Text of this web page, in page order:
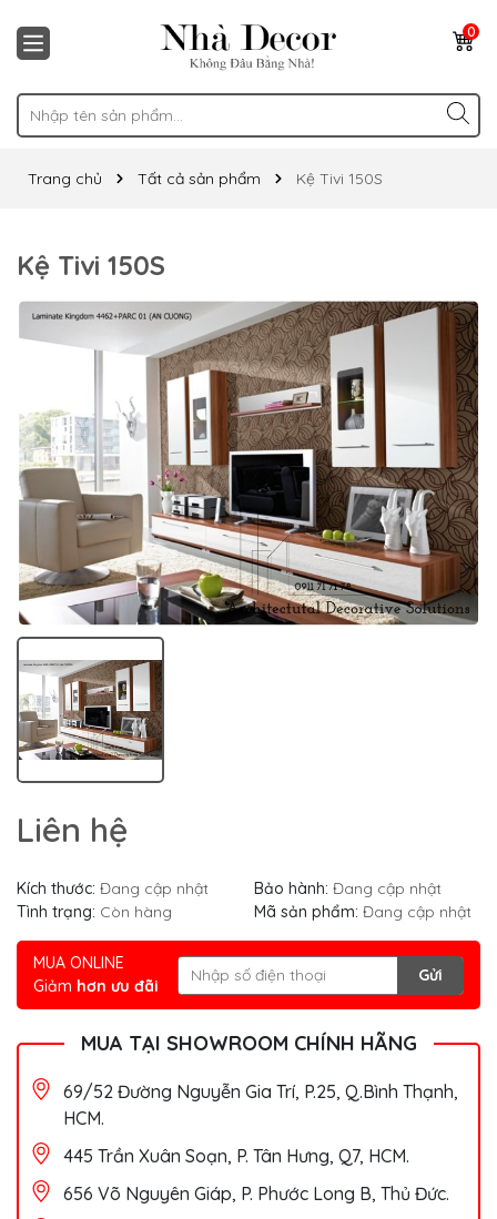
0
Trang chủ Tất cả sản phẩm Kệ Tivi 150S
Kệ Tivi 150S
Liên hệ
Kích thước: Đang cập nhật Bảo hành: Đang cập nhật
Tình trạng: Còn hàng Mã sản phẩm: Đang cập nhật
MUA ONLINE
Giảm hơn ưu đãi
Gửi
MUA TẠI SHOWROOM CHÍNH HÃNG
69/52 Đường Nguyễn Gia Trí, P.25, Q.Bình Thạnh,
HCM.
445 Trần Xuân Soạn, P. Tân Hưng, Q7, HCM.
656 Võ Nguyên Giáp, P. Phước Long B, Thủ Đức.